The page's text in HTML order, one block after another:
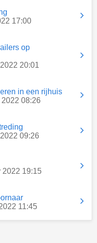
17:00
op
20:01
in een rijhuis
08:26
09:26
2022 19:15
11:45